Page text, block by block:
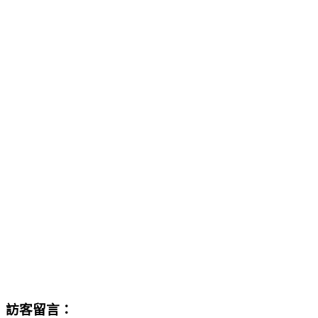
訪客留言：